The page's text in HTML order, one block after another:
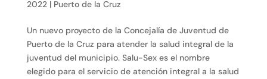
2022| Puerto de la Cruz
Un nuevo proyecto de la Concejalía de Juventud de
Puerto de la Cruz para atender la salud integral de la
juventud del municipio. Salu-Sex es el nombre
elegido para el servicio de atención integral a la salud